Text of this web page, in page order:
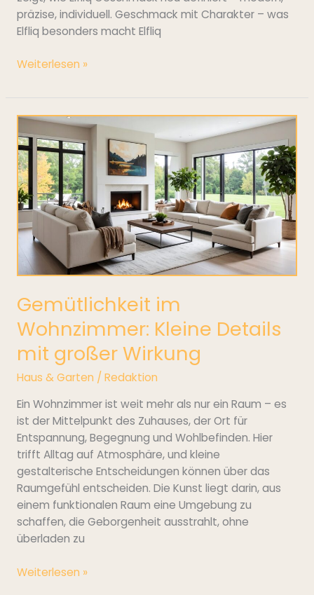
präzise, individuell. Geschmack mit Charakter – was
Elfliq besonders macht Elfliq
Weiterlesen »
Gemütlichkeit im
Wohnzimmer: Kleine Details
mit großer Wirkung
Haus & Garten / Redaktion
Ein Wohnzimmer ist weit mehr als nur ein Raum – es
ist der Mittelpunkt des Zuhauses, der Ort für
Entspannung, Begegnung und Wohlbefinden. Hier
trifft Alltag auf Atmosphäre, und kleine
gestalterische Entscheidungen können über das
Raumgefühl entscheiden. Die Kunst liegt darin, aus
einem funktionalen Raum eine Umgebung zu
schaffen, die Geborgenheit ausstrahlt, ohne
überladen zu
Gemütlichkeit
im
Wohnzimmer:
Kleine
Details
mit
großer
Wirkung
Weiterlesen »